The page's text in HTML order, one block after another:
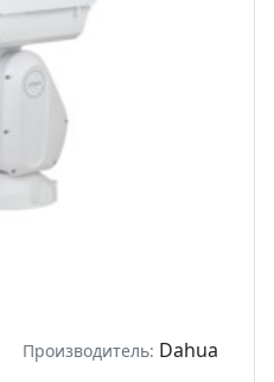
Производитель: Dahua